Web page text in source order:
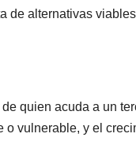
de alternativas
quien acuda a un
vulnerable, y el